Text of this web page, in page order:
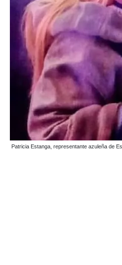
Patricia Estanga, representante azuleña de